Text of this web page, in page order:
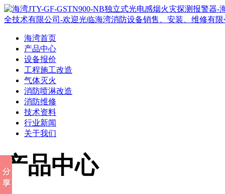
海湾首页
产品中心
设备报价
工程施工改造
气体灭火
消防喷淋改造
消防维修
技术资料
行业新闻
关于我们
产品中心